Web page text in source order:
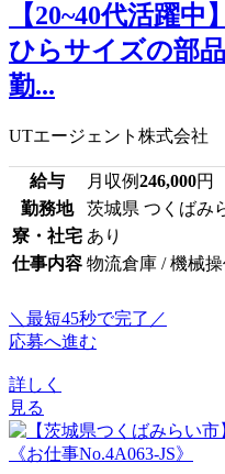
【20~40代活躍
ひらサイズの部
勤...
UTエージェント株式会社
給与 月収例246,000円
勤務地
茨城県 つくばみ
寮・社宅 あり
仕事内容 物流倉庫 / 機械
＼最短45秒で完了／
応募へ進む
詳しく
見る